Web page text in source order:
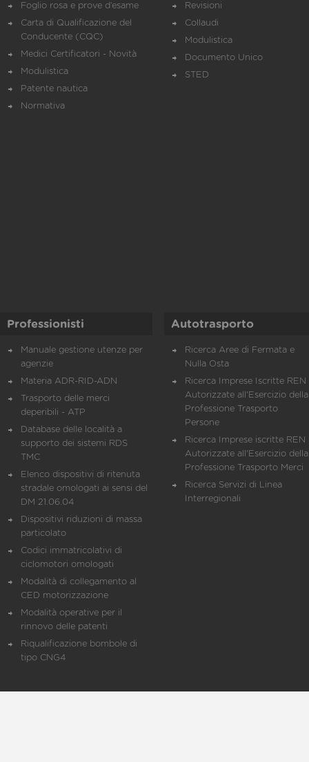
Foglio rosa e prove d’esame
Carta di Qualificazione del
Conducente (CQC)
Medici Certificatori - Novità
Modulistica
Patente nautica
Normativa
Revisioni
Collaudi
Modulistica
Documento Unico
STED
Professionisti
Manuale gestione utenze per
agenzie
Materia ADR-RID-ADN
Trasporto delle merci
deperibili - ATP
Database delle località a
supporto dei sistemi RDS
TMC
Elenco dispositivi di ritenuta
stradale omologati ai sensi del
DM 21.06.04
Dispositivi riduzioni di massa
particolato
Codici immatricolativi di
ciclomotori omologati
Modalità di collegamento al
CED motorizzazione
Modalità operative per il
rinnovo delle patenti
Riqualificazione bombole di
tipo CNG4
Autotrasporto
Ricerca Aree di Fermata e
Nulla Osta
Ricerca Imprese Iscritte REN
Autorizzate all'Esercizio della
Professione Trasporto
Persone
Ricerca Imprese iscritte REN
Autorizzate all'Esercizio della
Professione Trasporto Merci
Ricerca Servizi di Linea
Interregionali